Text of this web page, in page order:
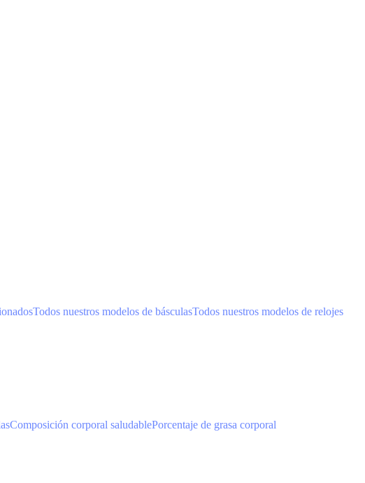
Todos nuestros modelos de básculasTodos nuestros modelos de relojes
Composición corporal saludablePorcentaje de grasa corporal